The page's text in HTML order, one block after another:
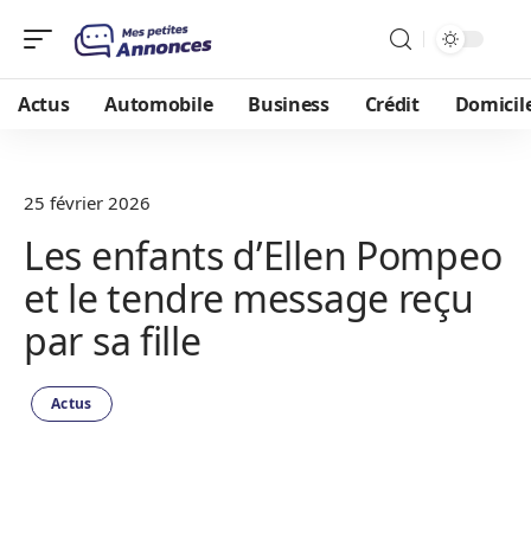
Actus Automobile Business Crédit
25 février 2026
Les enfants d’Ellen Pompeo
et le tendre message reçu
par sa fille
Actus